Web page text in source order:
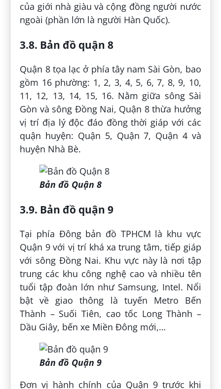
của giới nhà giàu và cộng đồng người nước
ngoài (phần lớn là người Hàn Quốc).
3.8. Bản đồ quận 8
Quận 8 tọa lạc ở phía tây nam Sài Gòn, bao
gồm 16 phường: 1, 2, 3, 4, 5, 6, 7, 8, 9, 10,
11, 12, 13, 14, 15, 16. Nằm giữa sông Sài
Gòn và sông Đồng Nai, Quận 8 thừa hưởng
vị trí địa lý độc đáo đồng thời giáp với các
quận huyện: Quận 5, Quận 7, Quận 4 và
huyện Nhà Bè.
Bản đồ Quận 8
3.9. Bản đồ quận 9
Tại phía Đông bản đồ TPHCM là khu vực
Quận 9 với vị trí khá xa trung tâm, tiếp giáp
với sông Đồng Nai. Khu vực này là nơi tập
trung các khu công nghệ cao và nhiều tên
tuổi tập đoàn lớn như Samsung, Intel. Nổi
bật về giao thông là tuyến Metro Bến
Thành – Suối Tiên, cao tốc Long Thành –
Dầu Giây, bến xe Miền Đông mới,…
Bản đồ Quận 9
Đơn vị hành chính của Quận 9 trước khi